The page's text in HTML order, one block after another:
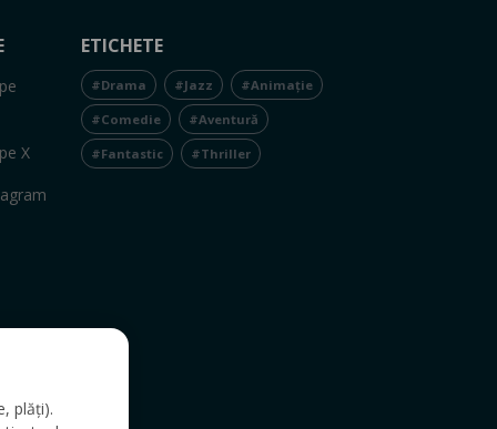
X
ETICHETE
#Drama #Jazz #Animație
#Comedie #Aventură
#Fantastic #Thriller
plăți).